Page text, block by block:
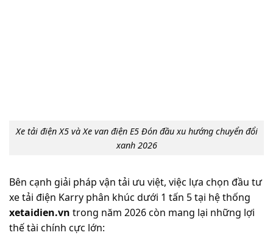
Xe tải điện X5 và Xe van điện E5 Đón đầu xu hướng chuyển đổi
xanh 2026
Bên cạnh giải pháp vận tải ưu việt, việc lựa chọn đầu tư
xe tải điện Karry phân khúc dưới 1 tấn 5 tại hệ thống
xetaidien.vn trong năm 2026 còn mang lại những lợi
thế tài chính cực lớn: